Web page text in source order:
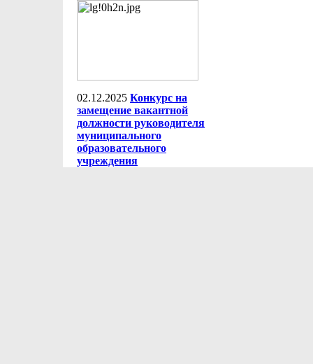
02.12.2025 Конкурс на
замещение вакантной
должности руководителя
муниципального
образовательного
учреждения